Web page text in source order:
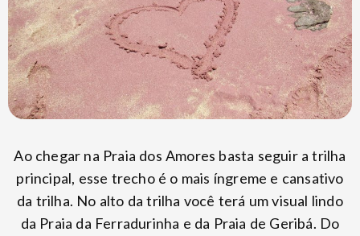
Ao chegar na Praia dos Amores basta seguir a trilha
principal, esse trecho é o mais íngreme e cansativo
da trilha. No alto da trilha você terá um visual lindo
da Praia da Ferradurinha e da Praia de Geribá. Do